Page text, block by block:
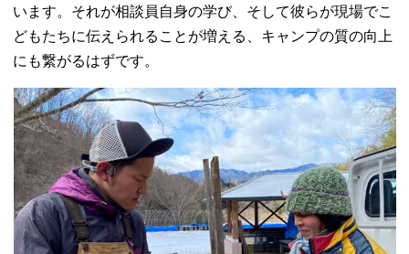
います。それが相談員自身の学び、そして彼らが現場でこ
どもたちに伝えられることが増える、キャンプの質の向上
にも繋がるはずです。